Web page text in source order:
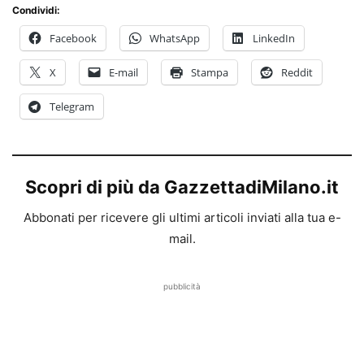
Condividi:
Facebook WhatsApp LinkedIn
X E-mail Stampa Reddit
Telegram
Scopri di più da GazzettadiMilano.it
Abbonati per ricevere gli ultimi articoli inviati alla tua e-
mail.
pubblicità